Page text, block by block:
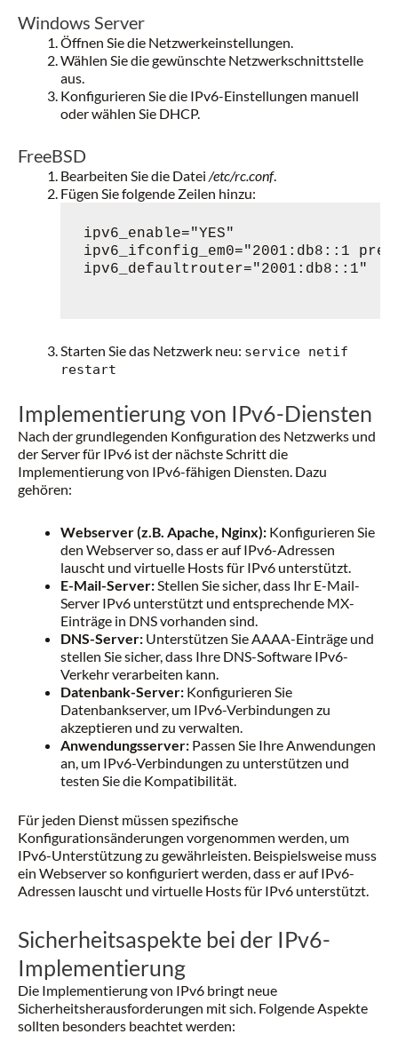
Windows Server
Öffnen Sie die Netzwerkeinstellungen.
Wählen Sie die gewünschte Netzwerkschnittstelle
aus.
Konfigurieren Sie die IPv6-Einstellungen manuell
oder wählen Sie DHCP.
FreeBSD
Bearbeiten Sie die Datei /etc/rc.conf.
Fügen Sie folgende Zeilen hinzu:
ipv6_enable="YES"
ipv6_ifconfig_em0="2001:db8::1
ipv6_defaultrouter="2001:db8::1"
Starten Sie das Netzwerk neu: service netif
restart
Implementierung von IPv6-Diensten
Nach der grundlegenden Konfiguration des Netzwerks und
der Server für IPv6 ist der nächste Schritt die
Implementierung von IPv6-fähigen Diensten. Dazu
gehören:
Webserver (z.B. Apache, Nginx): Konfigurieren Sie
den Webserver so, dass er auf IPv6-Adressen
lauscht und virtuelle Hosts für IPv6 unterstützt.
E-Mail-Server: Stellen Sie sicher, dass Ihr E-Mail-
Server IPv6 unterstützt und entsprechende MX-
Einträge in DNS vorhanden sind.
DNS-Server: Unterstützen Sie AAAA-Einträge und
stellen Sie sicher, dass Ihre DNS-Software IPv6-
Verkehr verarbeiten kann.
Datenbank-Server: Konfigurieren Sie
Datenbankserver, um IPv6-Verbindungen zu
akzeptieren und zu verwalten.
Anwendungsserver: Passen Sie Ihre Anwendungen
an, um IPv6-Verbindungen zu unterstützen und
testen Sie die Kompatibilität.
Für jeden Dienst müssen spezifische
Konfigurationsänderungen vorgenommen werden, um
IPv6-Unterstützung zu gewährleisten. Beispielsweise muss
ein Webserver so konfiguriert werden, dass er auf IPv6-
Adressen lauscht und virtuelle Hosts für IPv6 unterstützt.
Sicherheitsaspekte bei der IPv6-
Implementierung
Die Implementierung von IPv6 bringt neue
Sicherheitsherausforderungen mit sich. Folgende Aspekte
sollten besonders beachtet werden: